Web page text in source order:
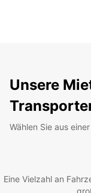
Unsere
Wählen Sie aus
Eine Vielzahl an